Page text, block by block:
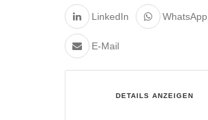
LinkedIn WhatsApp
E-Mail
DETAILS ANZEIGEN